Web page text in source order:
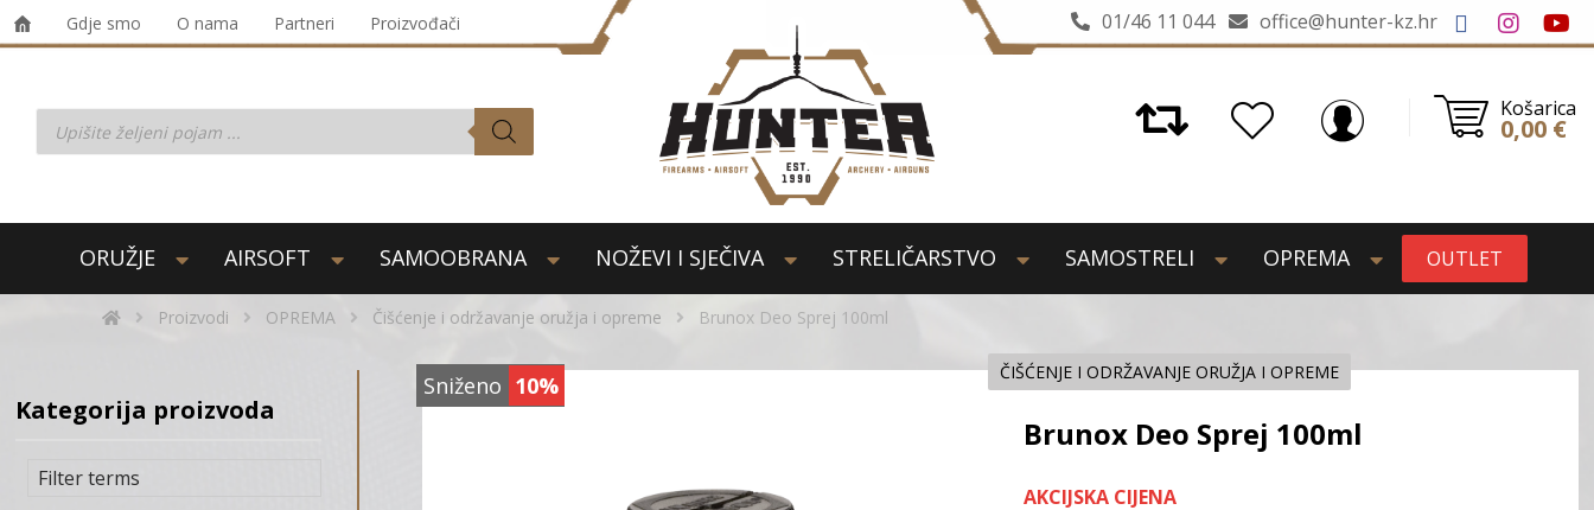
Gdje smo O nama Partneri Proizvođači office@hunter-kz.hr
01/46 11 044
Košarica
0,00 €
ORUŽJE AIRSOFT SAMOOBRANA NOŽEVI I SJEČIVA STRELIČARSTVO SAMOSTRELI OPREMA OUTLET
Proizvodi OPREMA Čišćenje i održavanje oružja i opreme Brunox Deo Sprej 100ml
Sniženo 10% ČIŠĆENJE I ODRŽAVANJE ORUŽJA I OPREME
Brunox Deo Sprej 100ml
AKCIJSKA CIJENA
Kategorija proizvoda